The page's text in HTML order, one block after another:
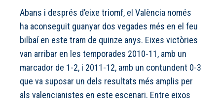
Abans i després d’eixe triomf, el València només
ha aconseguit guanyar dos vegades més en el feu
bilbaí en este tram de quinze anys. Eixes victòries
van arribar en les temporades 2010-11, amb un
marcador de 1-2, i 2011-12, amb un contundent 0-3
que va suposar un dels resultats més amplis per
als valencianistes en este escenari. Entre eixos